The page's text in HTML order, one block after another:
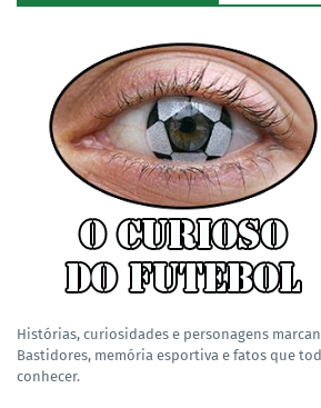
Histórias, curiosidades e personagens
Bastidores, memória esportiva e fatos que
conhecer.